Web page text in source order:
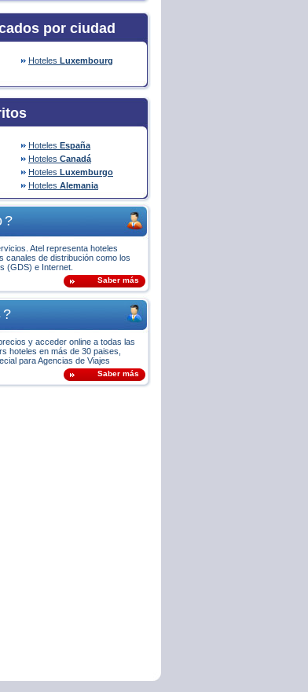
por ciudad
Hoteles Luxembourg
Hoteles España
Hoteles Canadá
Hoteles Luxemburgo
Hoteles Alemania
?
Atel representa hoteles
canales de distribución como los
(GDS) e Internet.
Saber más
?
y acceder online a todas las
hoteles en más de 30 paises,
para Agencias de Viajes
Saber más